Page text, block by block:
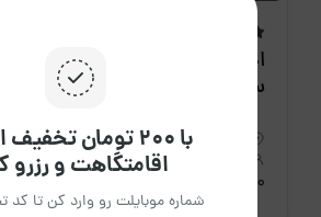
ستارخان - تهران
استان تهران، تهران
60 متر
3،500،000 تومان
با ۲۰۰ تومان
اقامتگاهت و رزرو
شماره موبایلت رو وارد کن تا کد